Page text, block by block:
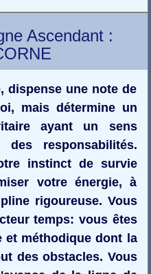
Ascendant :
dispense une note de
mais détermine un
ayant un sens
responsabilités.
instinct de survie
votre énergie, à
rigoureuse. Vous
temps: vous êtes
et méthodique dont la
des obstacles. Vous